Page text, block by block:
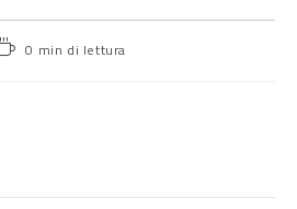
0 min di lettura